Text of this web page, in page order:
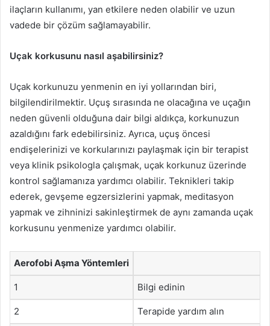
ilaçların kullanımı, yan etkilere neden olabilir ve uzun
vadede bir çözüm sağlamayabilir.
Uçak korkusunu nasıl aşabilirsiniz?
Uçak korkunuzu yenmenin en iyi yollarından biri,
bilgilendirilmektir. Uçuş sırasında ne olacağına ve uçağın
neden güvenli olduğuna dair bilgi aldıkça, korkunuzun
azaldığını fark edebilirsiniz. Ayrıca, uçuş öncesi
endişelerinizi ve korkularınızı paylaşmak için bir terapist
veya klinik psikologla çalışmak, uçak korkunuz üzerinde
kontrol sağlamanıza yardımcı olabilir. Teknikleri takip
ederek, gevşeme egzersizlerini yapmak, meditasyon
yapmak ve zihninizi sakinleştirmek de aynı zamanda uçak
korkusunu yenmenize yardımcı olabilir.
Aerofobi Aşma Yöntemleri
1 Bilgi edinin
2 Terapide yardım alın